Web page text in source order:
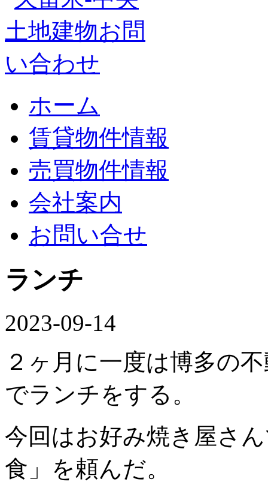
ホーム
賃貸物件情報
売買物件情報
会社案内
お問い合せ
ランチ
2023-09-14
２ヶ月に一度は博多の
でランチをする。
今回はお好み焼き屋さ
食」を頼んだ。